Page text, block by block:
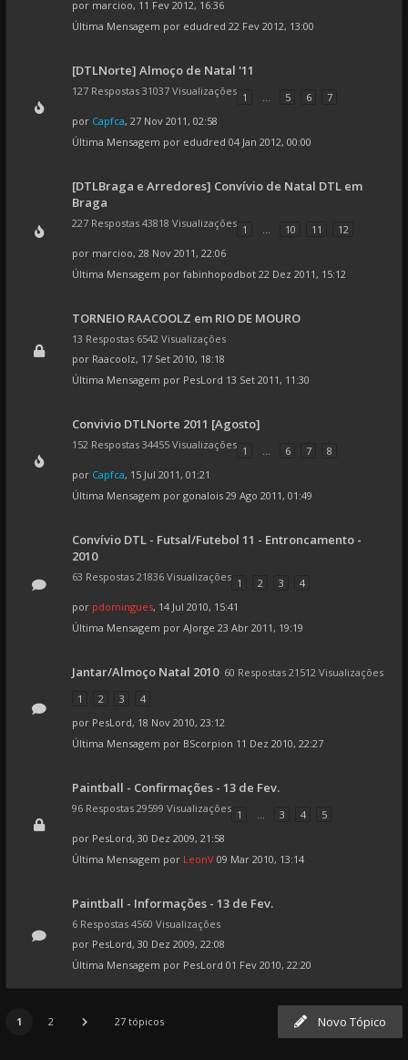
por marcioo, 11 Fev 2012, 16:36
Última Mensagem por edudred 22 Fev 2012, 13:00
[DTLNorte] Almoço de Natal '11
127 Respostas 31037 Visualizações 1 ... 5 6
7
por Capfca, 27 Nov 2011, 02:58
Última Mensagem por edudred 04 Jan 2012, 00:00
[DTLBraga e Arredores] Convívio de Natal DTL em
Braga
227 Respostas 43818 Visualizações 1 ... 10 11
12
por marcioo, 28 Nov 2011, 22:06
Última Mensagem por fabinhopodbot 22 Dez 2011, 15:12
TORNEIO RAACOOLZ em RIO DE MOURO
13 Respostas 6542 Visualizações
por Raacoolz, 17 Set 2010, 18:18
Última Mensagem por PesLord 13 Set 2011, 11:30
Convivio DTLNorte 2011 [Agosto]
152 Respostas 34455 Visualizações 1 ... 6 7
8
por Capfca, 15 Jul 2011, 01:21
Última Mensagem por gonalois 29 Ago 2011, 01:49
Convívio DTL - Futsal/Futebol 11 - Entroncamento -
2010
63 Respostas 21836 Visualizações 1 2 3
4
por pdomingues, 14 Jul 2010, 15:41
Última Mensagem por AJorge 23 Abr 2011, 19:19
Jantar/Almoço Natal 2010 60 Respostas 21512 Visualizações
1
2 3
4
por PesLord, 18 Nov 2010, 23:12
Última Mensagem por BScorpion 11 Dez 2010, 22:27
Paintball - Confirmações - 13 de Fev.
96 Respostas 29599 Visualizações 1 ... 3 4
5
por PesLord, 30 Dez 2009, 21:58
Última Mensagem por LeonV 09 Mar 2010, 13:14
Paintball - Informações - 13 de Fev.
6 Respostas 4560 Visualizações
por PesLord, 30 Dez 2009, 22:08
Última Mensagem por PesLord 01 Fev 2010, 22:20
Novo Tópico
1 2 27 tópicos